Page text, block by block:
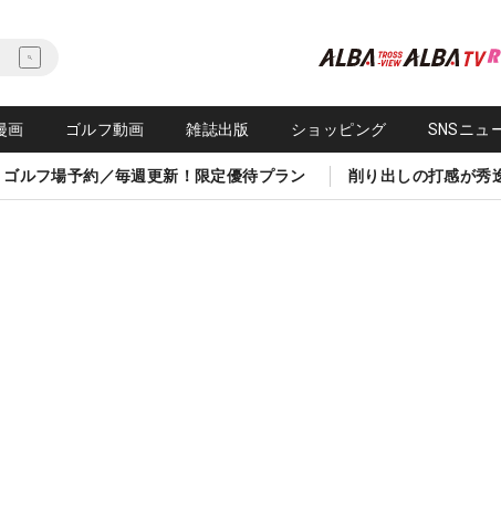
画 ゴルフ動画 雑誌出版 ショッピング SNSニュ
ゴルフ場予約／毎週更新！限定優待プラン 削り出しの打感が秀